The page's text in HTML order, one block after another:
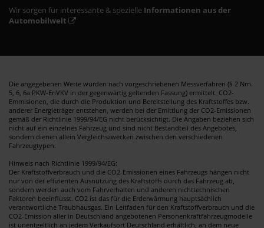
Wir sorgen für interessante & spezielle Informationen aus der
Automobilwelt
Die angegebenen Werte wurden nach vorgeschriebenen Messverfahren (§ 2 Nrn.
5, 6, 6a PKW-EnVKV in der gegenwärtig geltenden Fassung) ermittelt. CO2-
Emmisionen, die durch die Produktion und Bereitstellung des Kraftstoffes bzw.
anderer Energieträger entstehen, werden bei der Emittlung der CO2-Emissionen
gemäß der Richtlinie 1999/94/EG nicht berücksichtigt. Die Angaben beziehen sich
nicht auf ein einzelnes Fahrzeug und sind nicht Bestandteil des Angebotes,
sondern dienen allein Vergleichszwecken zwischen den verschiedenen
Fahrzeugtypen.
Hinweis nach Richtlinie 1999/94/EG:
Der Kraftstoffverbrauch und die CO2-Emissionen eines Fahrzeugs hängen nicht
nur von der effizienten Ausnutzung des Kraftstoffs durch das Fahrzeug ab,
sondern werden auch vom Fahrverhalten und anderen nichttechnischen
Faktoren beeinflusst. CO2 ist das für die Erderwärmung hauptsächlich
verantwortliche Traubhausgas. Ein Leitfaden für den Kraftstoffverbrauch und die
CO2-Emission aller in Deutschland angebotenen Personenkraftfahrzeugmodelle
ist unentgeltlich an jedem Verkaufsort Deutschland erhältlich, an dem neue